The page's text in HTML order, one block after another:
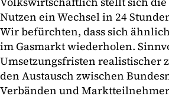
Nutzen ein Wechsel in 24
Wir befürchten, dass sich
im Gasmarkt wiederholen.
Umsetzungsfristen realistischer
den Austausch zwischen
Verbänden und